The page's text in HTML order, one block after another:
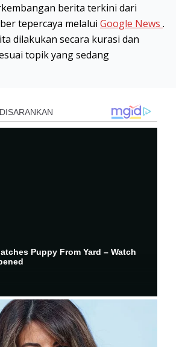
berita terkini dari
tepercaya melalui Google News .
dilakukan secara kurasi dan
topik yang sedang